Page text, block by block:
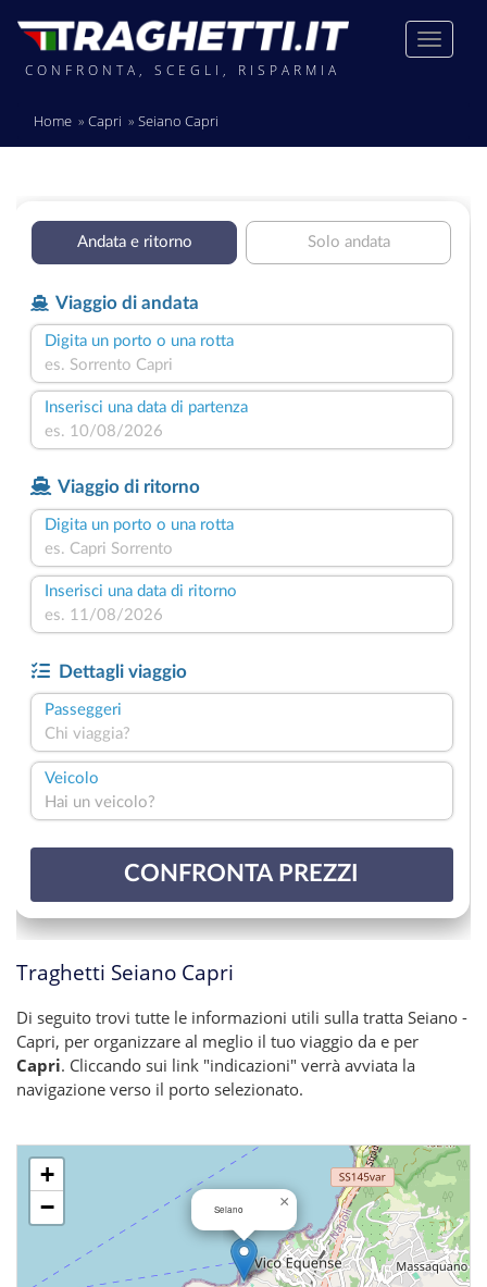
CONFRONTA, SCEGLI, RISPARMIA
Home Capri Seiano Capri
Traghetti Seiano Capri
Di seguito trovi tutte le informazioni utili sulla tratta Seiano -
Capri, per organizzare al meglio il tuo viaggio da e per
Capri. Cliccando sui link "indicazioni" verrà avviata la
navigazione verso il porto selezionato.
Seiano ×
+
−